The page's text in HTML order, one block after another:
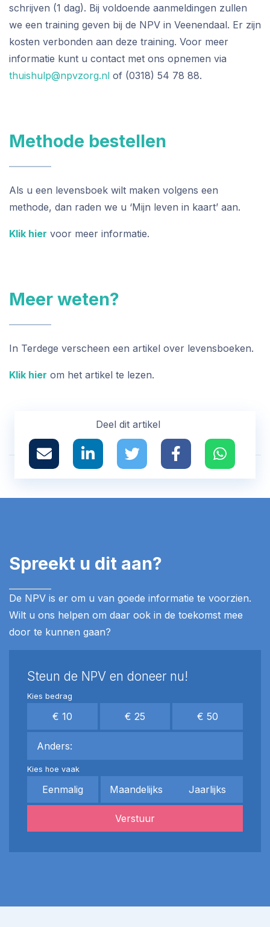
schrijven (1 dag). Bij voldoende aanmeldingen zullen
we een training geven bij de NPV in Veenendaal. Er zijn
kosten verbonden aan deze training. Voor meer
informatie kunt u contact met ons opnemen via
thuishulp@npvzorg.nl of (0318) 54 78 88.
Methode bestellen
Als u een levensboek wilt maken volgens een
methode, dan raden we u ‘Mijn leven in kaart’ aan.
Klik hier voor meer informatie.
Meer weten?
In Terdege verscheen een artikel over levensboeken.
Klik hier om het artikel te lezen.
Deel dit artikel
Spreekt u dit aan?
De NPV is er om u van goede informatie te voorzien.
Wilt u ons helpen om daar ook in de toekomst mee
door te kunnen gaan?
Steun de NPV en doneer nu!
Kies bedrag
€ 10 € 25 € 50
Anders:
Kies hoe vaak
Eenmalig Maandelijks Jaarlijks
Verstuur